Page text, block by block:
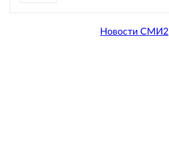
Новости СМИ2